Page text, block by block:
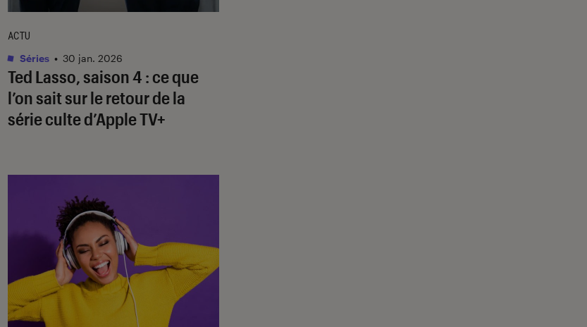
Ted Lasso, saison 4 : ce que
l’on sait sur le retour de la
série culte d’Apple TV+
ACTU
Séries • 30 jan. 2026